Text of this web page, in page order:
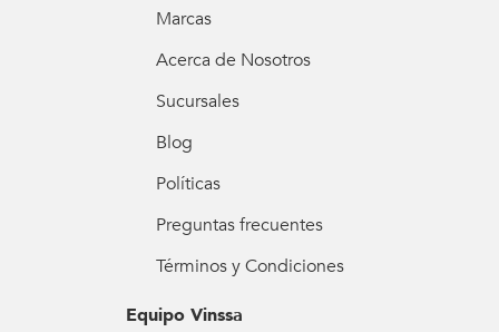
Marcas
Acerca de Nosotros
Sucursales
Blog
Políticas
Preguntas frecuentes
Términos y Condiciones
Equipo Vinssa